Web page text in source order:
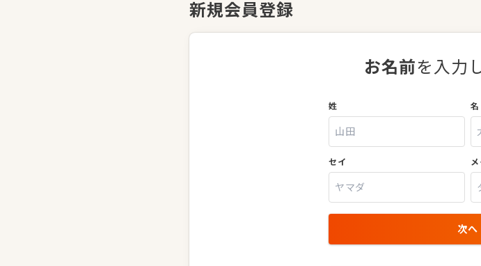
新規会員登録
お名前を入力
姓 名
セイ メ
次へ